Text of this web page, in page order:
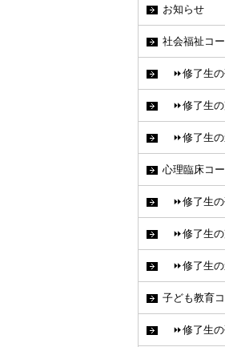
お知らせ
社会福祉コ
⏩修了生の
⏩修了生
⏩修了生
心理臨床コ
⏩修了生の
⏩修了生
⏩修了生
子ども教育
⏩修了生の